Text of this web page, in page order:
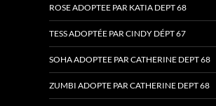
ROSE ADOPTEE PAR KATIA DEPT 68
TESS ADOPTÉE PAR CINDY DÉPT 67
SOHA ADOPTEE PAR CATHERINE DEPT 68
ZUMBI ADOPTE PAR CATHERINE DEPT 68